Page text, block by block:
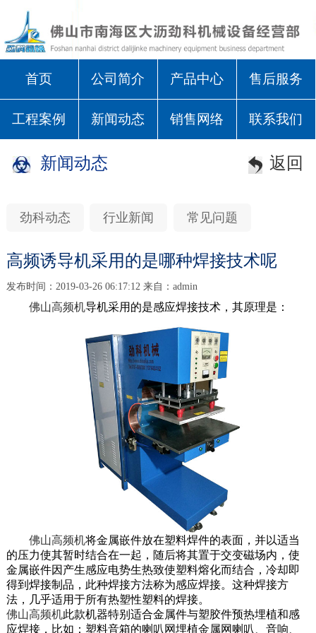
首页 公司简介 产品中心 售后服务
工程案例 新闻动态 销售网络 联系我们
新闻动态 返回
劲科动态 行业新闻 常见问题
高频诱导机采用的是哪种焊接技术呢
发布时间：2019-03-26 06:17:12 来自：admin
佛山高频机导机采用的是感应焊接技术，其原理是：
佛山高频机将金属嵌件放在塑料焊件的表面，并以适当
的压力使其暂时结合在一起，随后将其置于交变磁场内，使
金属嵌件因产生感应电势生热致使塑料熔化而结合，冷却即
得到焊接制品，此种焊接方法称为感应焊接。这种焊接方
法，几乎适用于所有热塑性塑料的焊接。
佛山高频机此款机器特别适合金属件与塑胶件预热埋植和感
应焊接，比如：塑料音箱的喇叭网埋植金属网喇叭、音响、